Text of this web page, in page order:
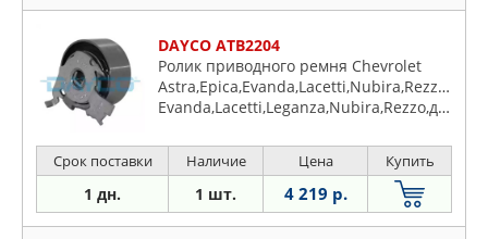
DAYCO ATB2204
Ролик приводного ремня Chevrolet
Evanda,Lacetti,Leganza,Nubira,Rezzo,для
A,Frontera,Kadett E,Omega B,Vectra A,B,
1.7,1.8,2.0 D,TD,i16V,GSI 03.88-12.06
Срок поставки Наличие Цена Купить
1 дн. 1 шт. 4 219 р.